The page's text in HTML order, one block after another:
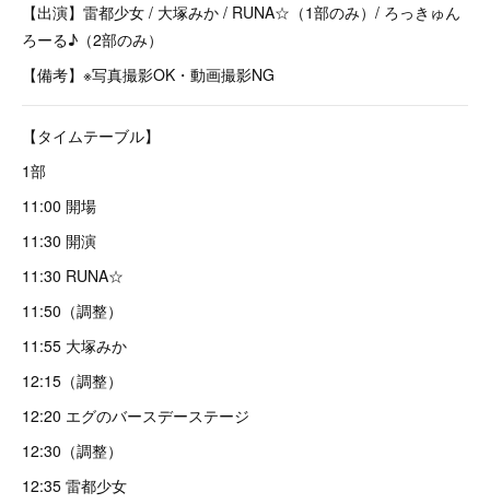
【出演】雷都少女 / 大塚みか / RUNA☆（1部のみ）/ ろっきゅん
ろーる♪（2部のみ）
【備考】※写真撮影OK・動画撮影NG
【タイムテーブル】
1部
11:00 開場
11:30 開演
11:30 RUNA☆
11:50（調整）
11:55 大塚みか
12:15（調整）
12:20 エグのバースデーステージ
12:30（調整）
12:35 雷都少女